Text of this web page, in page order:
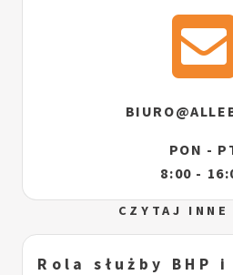
PON -
8:00 -
CZYTAJ INNE
Rola służby BHP